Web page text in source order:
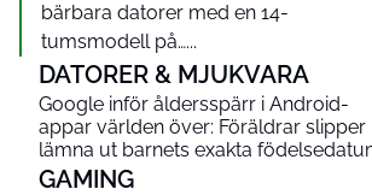
bärbara datorer med en 14-
tumsmodell på…...
DATORER & MJUKVARA
Google inför åldersspärr i Android-
appar världen över: Föräldrar slipper
lämna ut barnets exakta
GAMING